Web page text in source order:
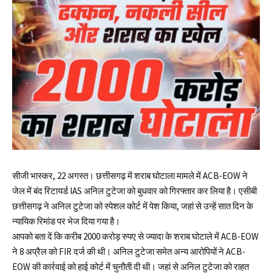
सीजी भास्कर, 22 अगस्त। छत्तीसगढ़ में शराब घोटाला मामले में ACB-EOW ने
जेल में बंद रिटायर्ड IAS अनिल टुटेजा को बुधवार को गिरफ्तार कर लिया है। एसीबी
छत्तीसगढ़ ने अनिल टुटेजा को स्पेशल कोर्ट में पेश किया, जहां से उन्हें सात दिन के
न्यायिक रिमांड पर भेज दिया गया है।
आपको बता दें कि करीब 2000 करोड़ रुपए से ज्यादा के शराब घोटाले में ACB-EOW
ने 8 अप्रैल को FIR दर्ज की थी। अनिल टुटेजा समेत अन्य आरोपियों ने ACB-
EOW की कार्रवाई को हाई कोर्ट में चुनौती दी थी। जहां से अनिल टुटेजा को राहत